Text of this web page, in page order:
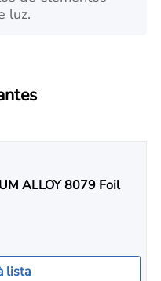
luz.
ALLOY 8079 Foil
lista